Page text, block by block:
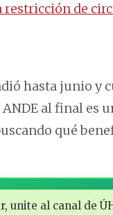
de
hasta junio y
al final es
qué
unite al canal de